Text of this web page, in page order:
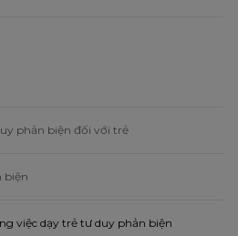
phản biện đối với trẻ
biện
việc dạy trẻ tư duy phản biện